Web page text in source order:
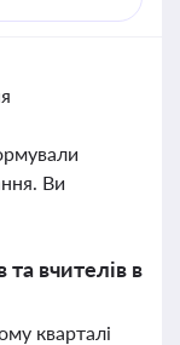
Ви
вчителів в
кварталі